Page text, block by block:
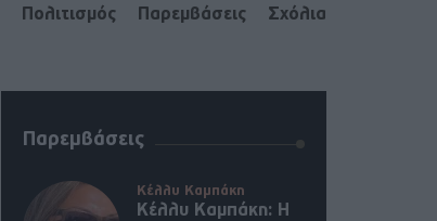
Πολιτισμός Παρεμβάσεις Σχόλια
Παρεμβάσεις
Κέλλυ Καμπάκη
Κέλλυ Καμπάκη: Η